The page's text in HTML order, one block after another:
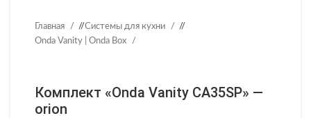
Главная / Системы для кухни
/
Onda Vanity | Onda Box
Комплект «Onda Vanity CA35SP» —
orion